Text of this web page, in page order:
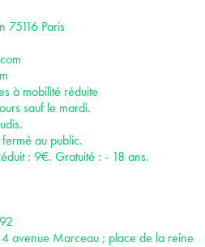
75116 Paris
à mobilité réduite
sauf le mardi.
au public.
: 9€. Gratuité : - 18 ans.
4 avenue Marceau ; place de la reine